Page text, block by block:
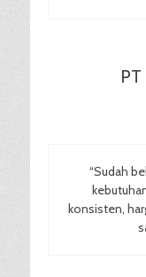
“Sudah
konsisten,